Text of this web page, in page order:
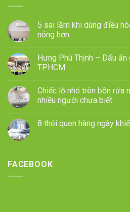
5 sai lầm khi dùng điều
nóng hơn
Hưng Phú Thịnh – Dấu
TPHCM
Chiếc lỗ nhỏ trên bồn rửa
nhiều người chưa biết
8 thói quen hàng ngày
FACEBOOK